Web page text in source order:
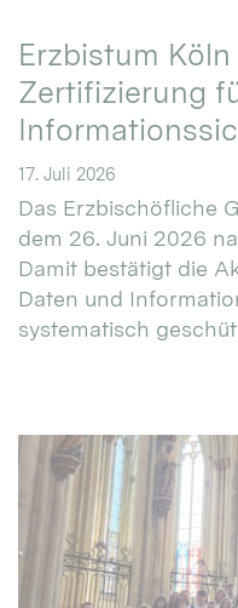
Erzbistum
Zertifizierung
17. Juli 2026
Das Erzbischöfliche
dem 26. Juni 2026
Damit bestätigt die
Daten und
systematisch